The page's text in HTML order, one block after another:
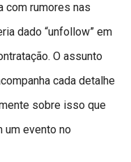
com rumores nas
dado “unfollow” em
O assunto
cada detalhe
sobre isso que
um evento no